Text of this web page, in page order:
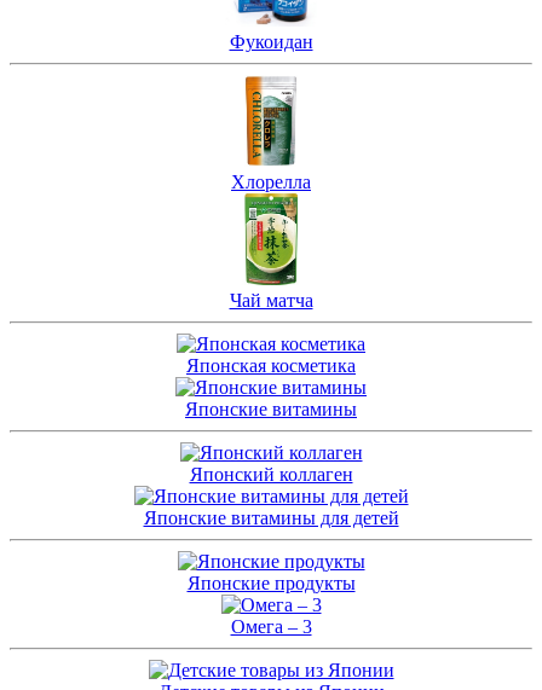
Фукоидан
Хлорелла
Чай матча
Японская косметика
Японские витамины
Японский коллаген
Японские витамины для детей
Японские продукты
Омега – 3